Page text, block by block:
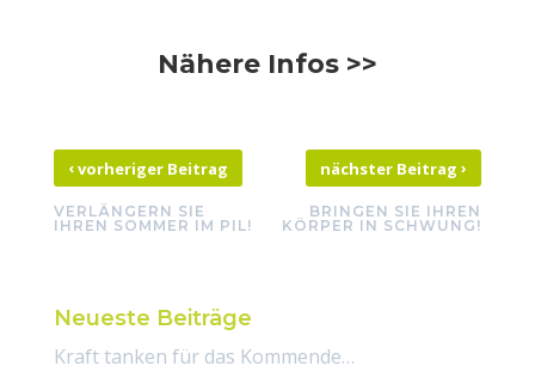
Nähere Infos >>
‹vorheriger Beitrag
VERLÄNGERN SIE
IHREN SOMMER IM PIL!
nächster Beitrag›
BRINGEN SIE IHREN
KÖRPER IN SCHWUNG!
Neueste Beiträge
Kraft tanken für das Kommende…